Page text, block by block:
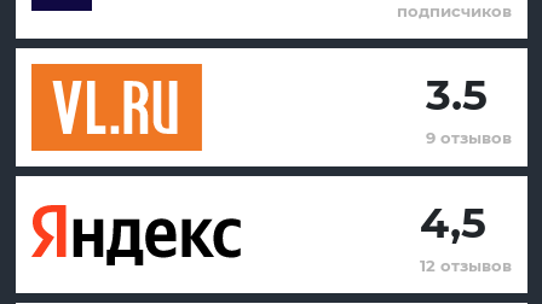
подписчиков
3.5
9 отзывов
4,5
12 отзывов